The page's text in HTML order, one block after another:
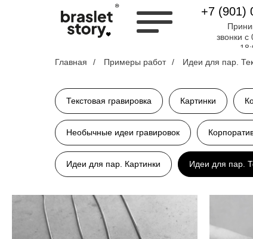
звонки с
+7 (901)
Главная / Примеры работ / Идеи для пар.
Текстовая гравировка Картинки
Необычные идеи гравировок
Идеи для пар. Картинки Идеи для пар.